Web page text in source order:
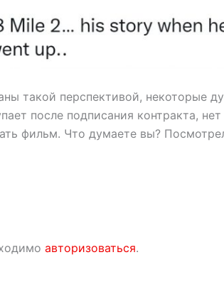
такой перспективой, некоторые
после подписания контракта, нет
фильм. Что думаете вы?
авторизоваться.